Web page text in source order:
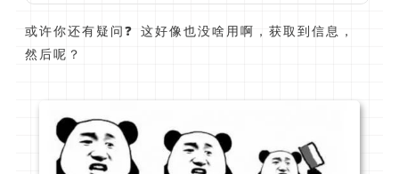
或许你还有疑问❓ 这好像也没啥用啊，获取到信息，
然后呢？